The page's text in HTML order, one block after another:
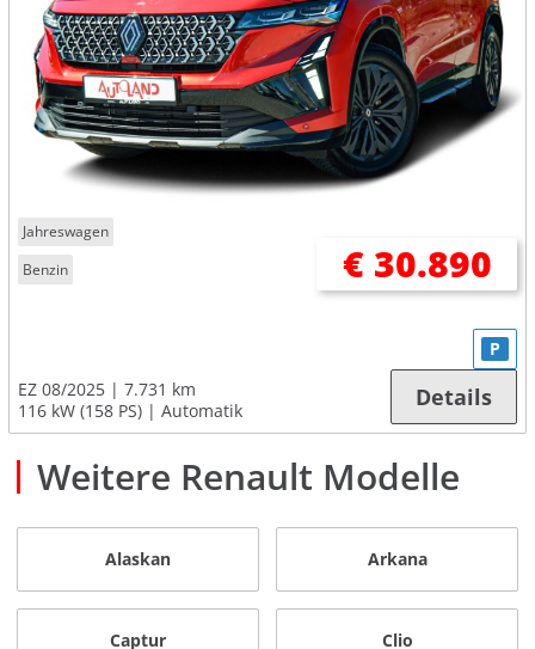
Jahreswagen
Benzin
€ 30.890
EZ 08/2025
7.731 km
116 kW (158 PS)
Automatik
P
Details
Weitere Renault Modelle
Alaskan Arkana
Captur Clio